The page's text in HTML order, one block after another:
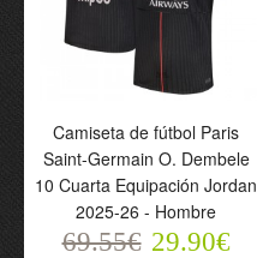
Dembele 7 Primera
Equipación Mundial 2026
- Niño
69.55€ 29.90€
Camiseta de fútbol Paris
Saint-Germain O. Dembele
10 Cuarta Equipación Jordan
2025-26 - Hombre
69.55€ 29.90€